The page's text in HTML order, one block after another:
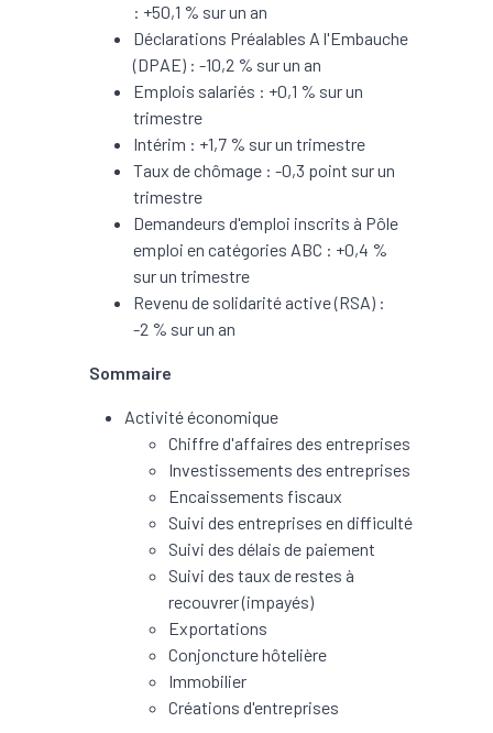
: +50,1 % sur un an
Déclarations Préalables A l'Embauche
(DPAE) : -10,2 % sur un an
Emplois salariés : +0,1 % sur un
trimestre
Intérim : +1,7 % sur un trimestre
Taux de chômage : -0,3 point sur un
trimestre
Demandeurs d'emploi inscrits à Pôle
emploi en catégories ABC : +0,4 %
sur un trimestre
Revenu de solidarité active (RSA) :
-2 % sur un an
Sommaire
Activité économique
Chiffre d'affaires des entreprises
Investissements des entreprises
Encaissements fiscaux
Suivi des entreprises en difficulté
Suivi des délais de paiement
Suivi des taux de restes à
recouvrer (impayés)
Exportations
Conjoncture hôtelière
Immobilier
Créations d'entreprises